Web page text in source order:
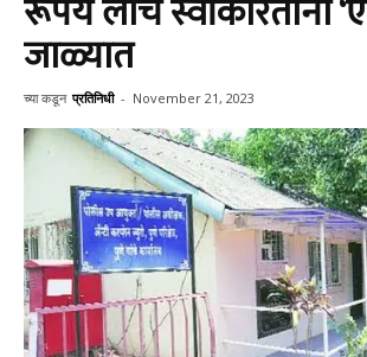
रूपये लाच स्वीकारताना
जाळ्यात
च्या कडून प्रतिनिधी - November 21, 2023